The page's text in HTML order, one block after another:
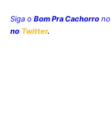
Siga o Bom Pra Cachorro no
no Twitter.